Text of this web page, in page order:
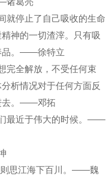
就停止了自己吸收的生命
神的一切渣滓。只有吸
品。——徐特立
完全解放，不受任何束
析情况对于任何方面反
去。——邓拓
最近于伟大的时候。——
则思江海下百川。——魏